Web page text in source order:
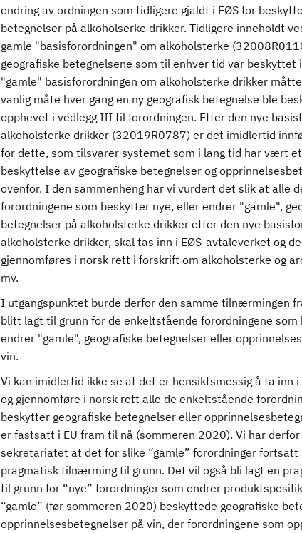
endring av ordningen som tidligere gjaldt i EØS for
betegnelser på alkoholserke drikker. Tidligere inneholdt
gamle "basisforordningen" om alkoholsterke
geografiske betegnelsene som til enhver tid var beskyttet i
"gamle" basisforordningen om alkoholsterke drikker
vanlig måte hver gang en ny geografisk betegnelse ble
opphevet i vedlegg III til forordningen. Etter den nye
alkoholsterke drikker (32019R0787) er det imidlertid
for dette, som tilsvarer systemet som i lang tid har vært
beskyttelse av geografiske betegnelser og
ovenfor. I den sammenheng har vi vurdert det slik at alle
forordningene som beskytter nye, eller endrer "gamle",
betegnelser på alkoholsterke drikker etter den nye
alkoholsterke drikker, skal tas inn i EØS-avtaleverket og
gjennomføres i norsk rett i forskrift om alkoholsterke og
mv.
I utgangspunktet burde derfor den samme tilnærmingen
blitt lagt til grunn for de enkeltstående forordningene
endrer "gamle", geografiske betegnelser eller
vin.
Vi kan imidlertid ikke se at det er hensiktsmessig å ta inn
og gjennomføre i norsk rett alle de enkeltstående
beskytter geografiske betegnelser eller
er fastsatt i EU fram til nå (sommeren 2020). Vi har derfor
sekretariatet at det for slike “gamle” forordninger fortsatt
pragmatisk tilnærming til grunn. Det vil også bli lagt en
til grunn for “nye” forordninger som endrer
“gamle” (før sommeren 2020) beskyttede geografiske
opprinnelsesbetegnelser på vin, der forordningene som